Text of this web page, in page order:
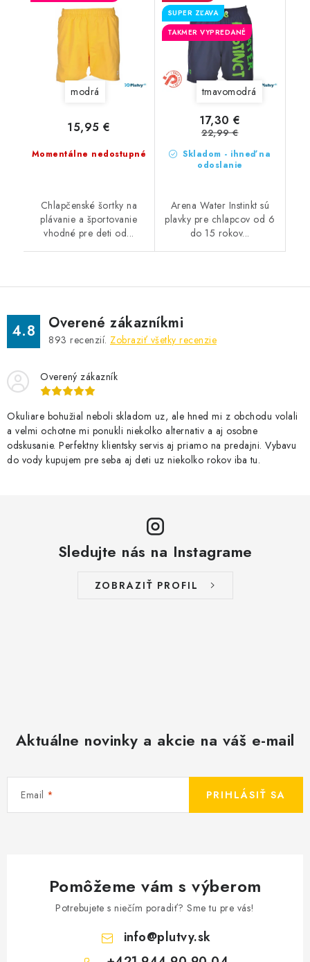
modrá
Momentálne nedostupné
15,95 €
Chlapčenské šortky na
plávanie a športovanie
vhodné pre deti od...
SUPER ZĽAVA
TAKMER VYPREDANÉ
tmavomodrá
Skladom - ihneď na
odoslanie
17,30 €
22,99 €
Arena Water Instinkt sú
plavky pre chlapcov od 6
do 15 rokov...
4.8 Overené zákazníkmi
893 recenzií. Zobraziť všetky recenzie
Overený zákazník
Okuliare bohužial neboli skladom uz, ale hned mi z obchodu volali
a velmi ochotne mi ponukli niekolko alternativ a aj osobne
odskusanie. Perfektny klientsky servis aj priamo na predajni. Vybavu
do vody kupujem pre seba aj deti uz niekolko rokov iba tu.
Sledujte nás na Instagrame
ZOBRAZIŤ PROFIL
Aktuálne novinky a akcie na váš e-mail
Email PRIHLÁSIŤ SA
Pomôžeme vám s výberom
Potrebujete s niečím poradiť? Sme tu pre vás!
info@plutvy.sk